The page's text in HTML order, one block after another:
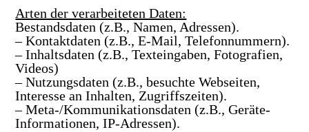
Arten der verarbeiteten Daten:
Bestandsdaten (z.B., Namen, Adressen).
– Kontaktdaten (z.B., E-Mail, Telefonnummern).
– Inhaltsdaten (z.B., Texteingaben, Fotografien,
Videos)
– Nutzungsdaten (z.B., besuchte Webseiten,
Interesse an Inhalten, Zugriffszeiten).
– Meta-/Kommunikationsdaten (z.B., Geräte-
Informationen, IP-Adressen).